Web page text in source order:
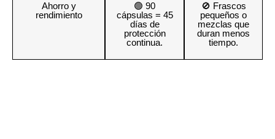
Ahorro y
rendimiento
🟢 90
cápsulas = 45
días de
protección
continua.
🚫 Frascos
pequeños o
mezclas que
duran menos
tiempo.